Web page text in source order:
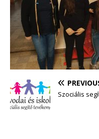
Szociális